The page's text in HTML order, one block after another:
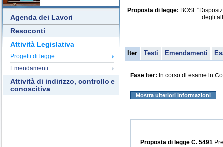
Agenda dei Lavori
Resoconti
Attività Legislativa
Progetti di legge
Emendamenti
Attività di indirizzo, controllo e
conoscitiva
Proposta di legge: BOSI:
degli
Iter Testi Emendamenti
Fase Iter: In corso di esame in
Mostra ulteriori informazioni
Proposta di legge C. 5491